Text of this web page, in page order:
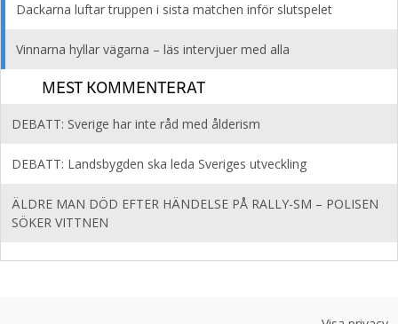
Dackarna luftar truppen i sista matchen inför slutspelet
Vinnarna hyllar vägarna – läs intervjuer med alla
MEST KOMMENTERAT
DEBATT: Sverige har inte råd med ålderism
DEBATT: Landsbygden ska leda Sveriges utveckling
ÄLDRE MAN DÖD EFTER HÄNDELSE PÅ RALLY-SM – POLISEN
SÖKER VITTNEN